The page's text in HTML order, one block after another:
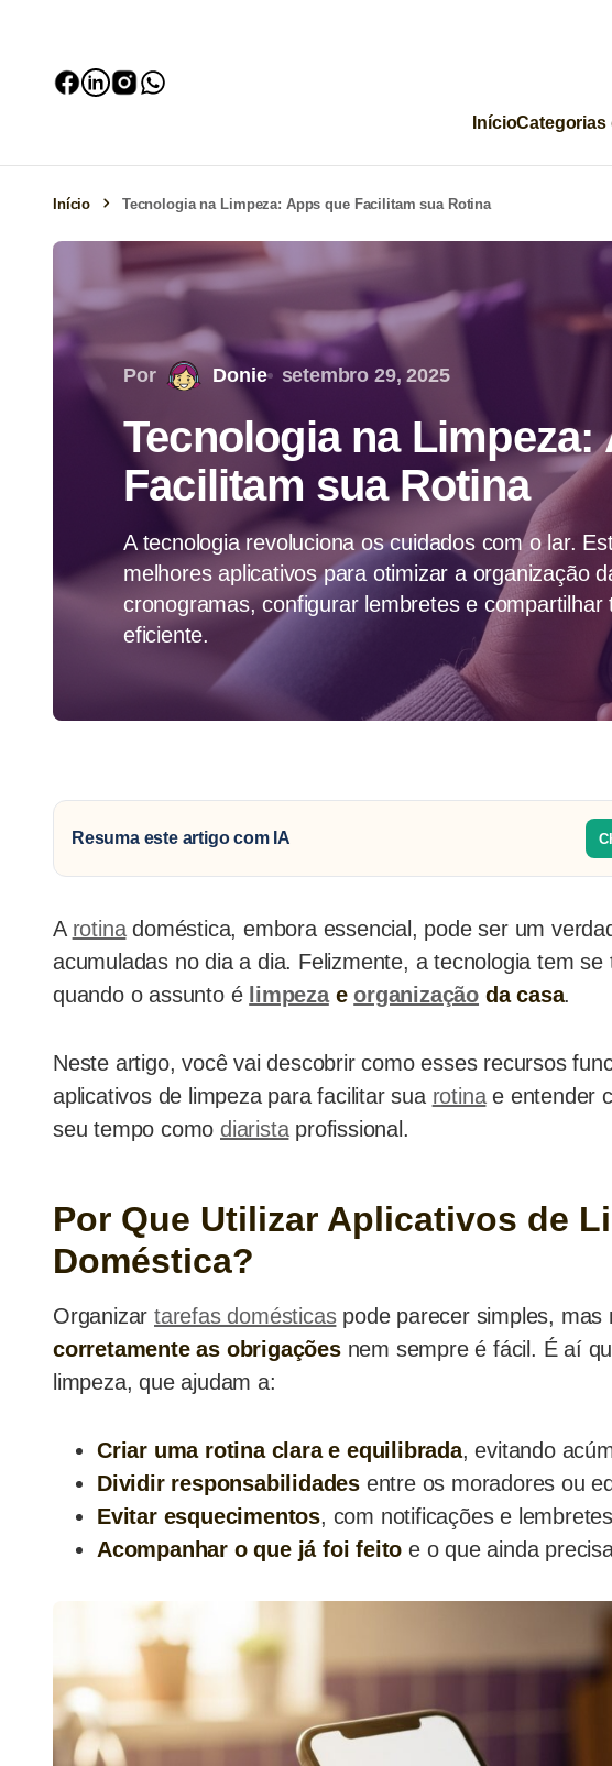
InícioCategorias
Início Tecnologia na Limpeza: Apps que Facilitam sua Rotina
Por Donie setembro 29, 2025
Tecnologia na Limpeza:
Facilitam sua Rotina
A tecnologia revoluciona os cuidados com o lar.
melhores aplicativos para otimizar a organização
cronogramas, configurar lembretes e
eficiente.
Resuma este artigo com IA
A rotinadoméstica, embora essencial, pode ser um
acumuladas no dia a dia. Felizmente, a tecnologia tem
quando o assunto é limpezaeorganização da casa.
Neste artigo, você vai descobrir como esses recursos
aplicativos de limpeza para facilitar sua rotinae entender
seu tempo como diaristaprofissional.
Por Que Utilizar Aplicativos de
Doméstica?
Organizartarefas domésticaspode parecer simples, mas
corretamente as obrigaçõesnem sempre é fácil. É aí
limpeza, que ajudam a:
Criar uma rotina clara e equilibrada, evitando
Dividir responsabilidades entre os moradores ou
Evitar esquecimentos, com notificações e
Acompanhar o que já foi feito e o que ainda